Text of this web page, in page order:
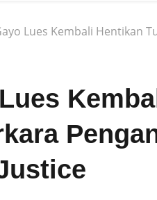
Lues Kembali Hentikan